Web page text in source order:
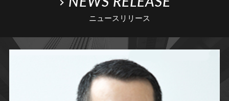
ニュースリリース